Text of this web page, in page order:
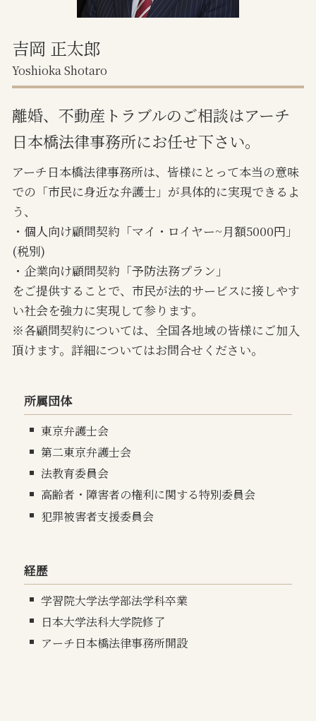
吉岡 正太郎
Yoshioka Shotaro
離婚、不動産トラブルのご相談はアーチ
日本橋法律事務所にお任せ下さい。
アーチ日本橋法律事務所は、皆様にとって本当の意味
での「市民に身近な弁護士」が具体的に実現できるよ
う、
・個人向け顧問契約「マイ・ロイヤー~月額5000円」
(税別)
・企業向け顧問契約「予防法務プラン」
をご提供することで、市民が法的サービスに接しやす
い社会を強力に実現して参ります。
※各顧問契約については、全国各地域の皆様にご加入
頂けます。詳細についてはお問合せください。
所属団体
東京弁護士会
第二東京弁護士会
法教育委員会
高齢者・障害者の権利に関する特別委員会
犯罪被害者支援委員会
経歴
学習院大学法学部法学科卒業
日本大学法科大学院修了
アーチ日本橋法律事務所開設